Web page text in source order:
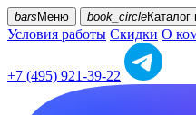
bars Меню book_circleКаталог
Условия работы Скидки О
+7 (495) 921-39-22